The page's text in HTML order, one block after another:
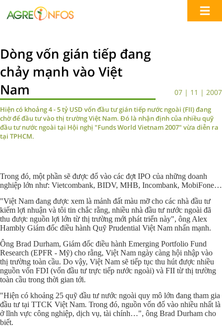
Dòng vốn gián tiếp đang
chảy mạnh vào Việt
Nam
07 | 11 | 2007
Hiện có khoảng 4 - 5 tỷ USD vốn đầu tư gián tiếp nước ngoài (FII) đang
chờ để đầu tư vào thị trường Việt Nam. Đó là nhận định của nhiều quỹ
đầu tư nước ngoài tại Hội nghị "Funds World Vietnam 2007" vừa diễn ra
tại TPHCM.
Trong đó, một phần sẽ được đổ vào các đợt IPO của những doanh
nghiệp lớn như: Vietcombank, BIDV, MHB, Incombank, MobiFone…
"Việt Nam đang được xem là mảnh đất màu mỡ cho các nhà đầu tư
kiếm lợi nhuận và tôi tin chắc rằng, nhiều nhà đầu tư nước ngoài đã
thu được nguồn lợi lớn từ thị trường mới phát triển này", ông Alex
Hambly Giám đốc điều hành Quỹ Prudential Việt Nam nhấn mạnh.
Ông Brad Durham, Giám đốc điều hành Emerging Portfolio Fund
Research (EPFR - Mỹ) cho rằng, Việt Nam ngày càng hội nhập vào
thị trường toàn cầu. Do vậy, Việt Nam sẽ tiếp tục thu hút được nhiều
nguồn vốn FDI (vốn đầu tư trực tiếp nước ngoài) và FII từ thị trường
toàn cầu trong thời gian tới.
"Hiện có khoảng 25 quỹ đầu tư nước ngoài quy mô lớn đang tham gia
đầu tư tại TTCK Việt Nam. Trong đó, nguồn vốn đổ vào nhiều nhất là
ở lĩnh vực công nghiệp, dịch vụ, tài chính…", ông Brad Durham cho
biết.